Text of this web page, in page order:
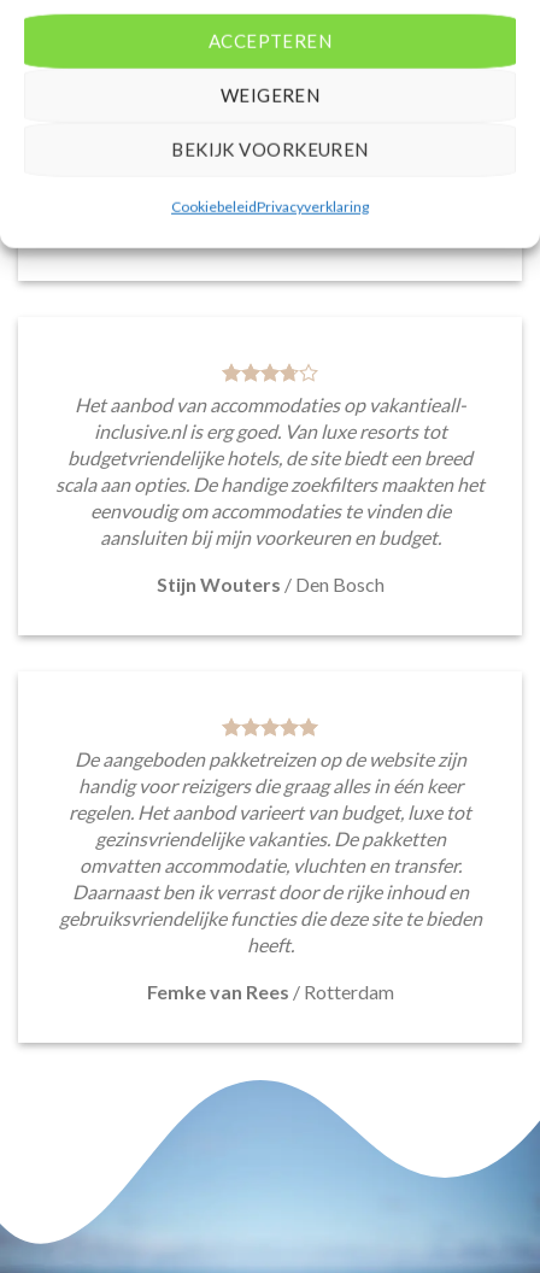
ACCEPTEREN
WEIGEREN
BEKIJK VOORKEUREN
CookiebeleidPrivacyverklaring
prijsklasse en aantal sterren. Pluspunt is de real-
time prijsinformatie en de mogelijkheid om direct op
de site te boeken. Daarnaast waardeer ik de
aanbevelingen voor bezienswaardigheden en
Het aanbod van accommodaties op vakantieall-
inclusive.nl is erg goed. Van luxe resorts tot
budgetvriendelijke hotels, de site biedt een breed
scala aan opties. De handige zoekfilters maakten het
eenvoudig om accommodaties te vinden die
aansluiten bij mijn voorkeuren en budget.
Stijn Wouters / Den Bosch
De aangeboden pakketreizen op de website zijn
handig voor reizigers die graag alles in één keer
regelen. Het aanbod varieert van budget, luxe tot
gezinsvriendelijke vakanties. De pakketten
omvatten accommodatie, vluchten en transfer.
Daarnaast ben ik verrast door de rijke inhoud en
gebruiksvriendelijke functies die deze site te bieden
heeft.
Femke van Rees / Rotterdam